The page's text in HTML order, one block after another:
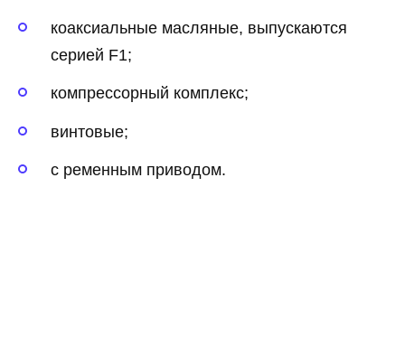
коаксиальные масляные, выпускаются
серией F1;
компрессорный комплекс;
винтовые;
с ременным приводом.